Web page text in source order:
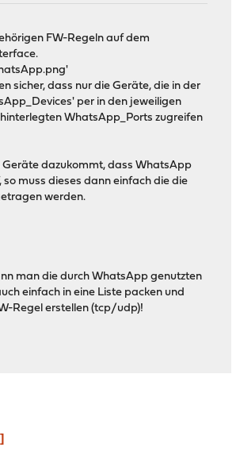
FW-Regeln auf dem
sicher, dass nur die Geräte, die in der
per in den jeweiligen
WhatsApp_Ports zugreifen
Geräte dazukommt, dass WhatsApp
so muss dieses dann einfach die die
werden.
man die durch WhatsApp genutzten
einfach in eine Liste packen und
Regel erstellen (tcp/udp)!